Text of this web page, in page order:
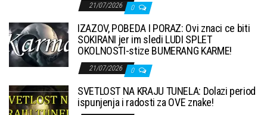
21/07/2026 0
IZAZOV, POBEDA I PORAZ: Ovi znaci ce biti
SOKIRANI jer im sledi LUDI SPLET
OKOLNOSTI-stize BUMERANG KARME!
21/07/2026 0
SVETLOST NA KRAJU TUNELA: Dolazi period
ispunjenja i radosti za OVE znake!